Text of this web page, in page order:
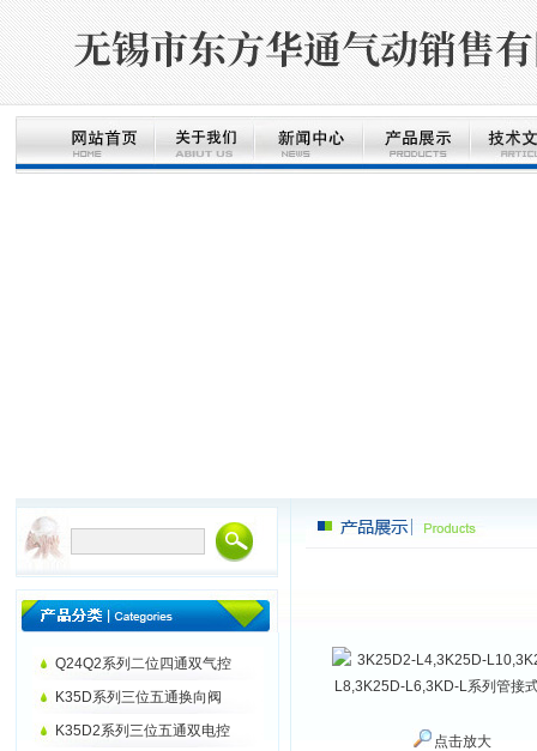
Q24Q2系列二位四通双气控
K35D系列三位五通换向阀
K35D2系列三位五通双电控
点击放大